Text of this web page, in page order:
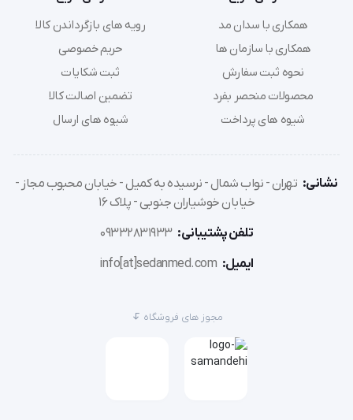
سبک، پرتابل و قابل استفاده در هر مکان
مجهز به بند کشی چسبی برای فیکس شدن آسان
دارای تنوع رنگ و سایز (ارسال رندوم)
مناسب برای تسکین درد گردن، سینوس، کشیدگی عضله و
آرتروز گردن
همکاری با سدان مد
همکاری با سازمان ها
نحوه ثبت سفارش
محصولات منحصر بفرد
شیوه های پرداخت
رویه های بازگرداندن کالا
حریم خصوصی
ثبت شکایات
تضمین اصالت کالا
شیوه های ارسال
نشانی: تهران - نواب شمال - نرسیده به کمیل - خیابان محبوب مجاز -
خیابان خوشیاران جنوبی - پلاک 16
تلفن پشتیبانی: 09332831933
ایمیل: info[at]sedanmed.com
مجوز های فروشگاه